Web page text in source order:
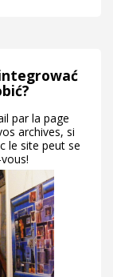
par la page
archives, si
le site peut se